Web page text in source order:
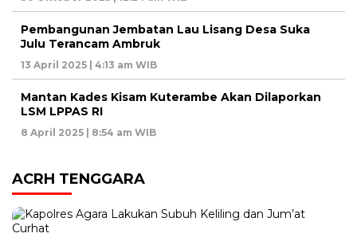
Pembangunan Jembatan Lau Lisang Desa Suka
Julu Terancam Ambruk
13 April 2025 | 4:13 am WIB
Mantan Kades Kisam Kuterambe Akan Dilaporkan
LSM LPPAS RI
8 April 2025 | 8:54 am WIB
ACRH TENGGARA